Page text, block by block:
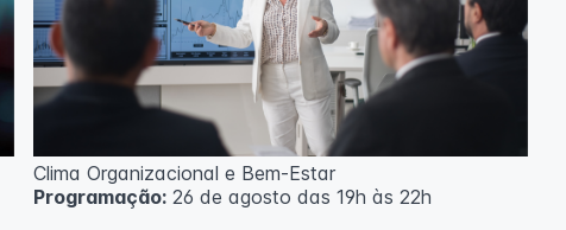
Clima Organizacional e Bem-Estar
Programação:26 de agosto das 19h às 22h